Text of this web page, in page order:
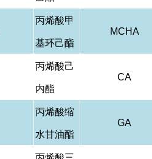
丙烯酸甲
基环己酯
MCHA
丙烯酸己
内酯
CA
丙烯酸缩
水甘油酯
GA